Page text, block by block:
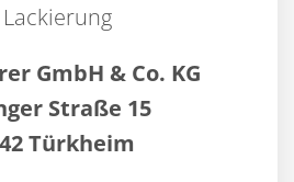
GmbH & Co. KG
Straße 15
Türkheim